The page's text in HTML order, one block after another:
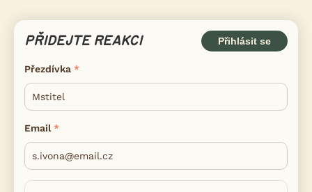
PŘIDEJTE REAKCI Přihlásit se
Přezdívka
Email